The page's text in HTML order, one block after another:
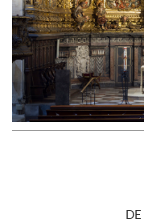
DE